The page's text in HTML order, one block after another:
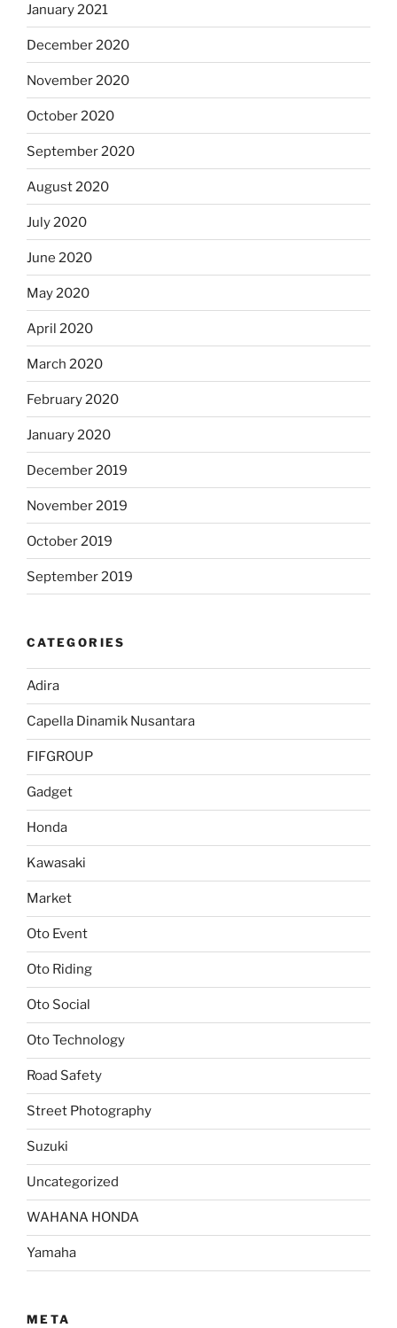
January 2021
December 2020
November 2020
October 2020
September 2020
August 2020
July 2020
June 2020
May 2020
April 2020
March 2020
February 2020
January 2020
December 2019
November 2019
October 2019
September 2019
CATEGORIES
Adira
Capella Dinamik Nusantara
FIFGROUP
Gadget
Honda
Kawasaki
Market
Oto Event
Oto Riding
Oto Social
Oto Technology
Road Safety
Street Photography
Suzuki
Uncategorized
WAHANA HONDA
Yamaha
META